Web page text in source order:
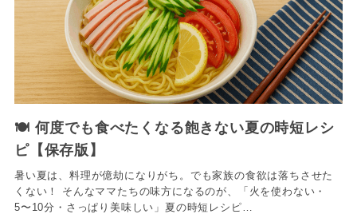
🍽️ 何度でも食べたくなる飽きない夏の時短レシ
ピ【保存版】
暑い夏は、料理が億劫になりがち。でも家族の食欲は落ちさせた
くない！ そんなママたちの味方になるのが、「火を使わない・
5〜10分・さっぱり美味しい」夏の時短レシピ…